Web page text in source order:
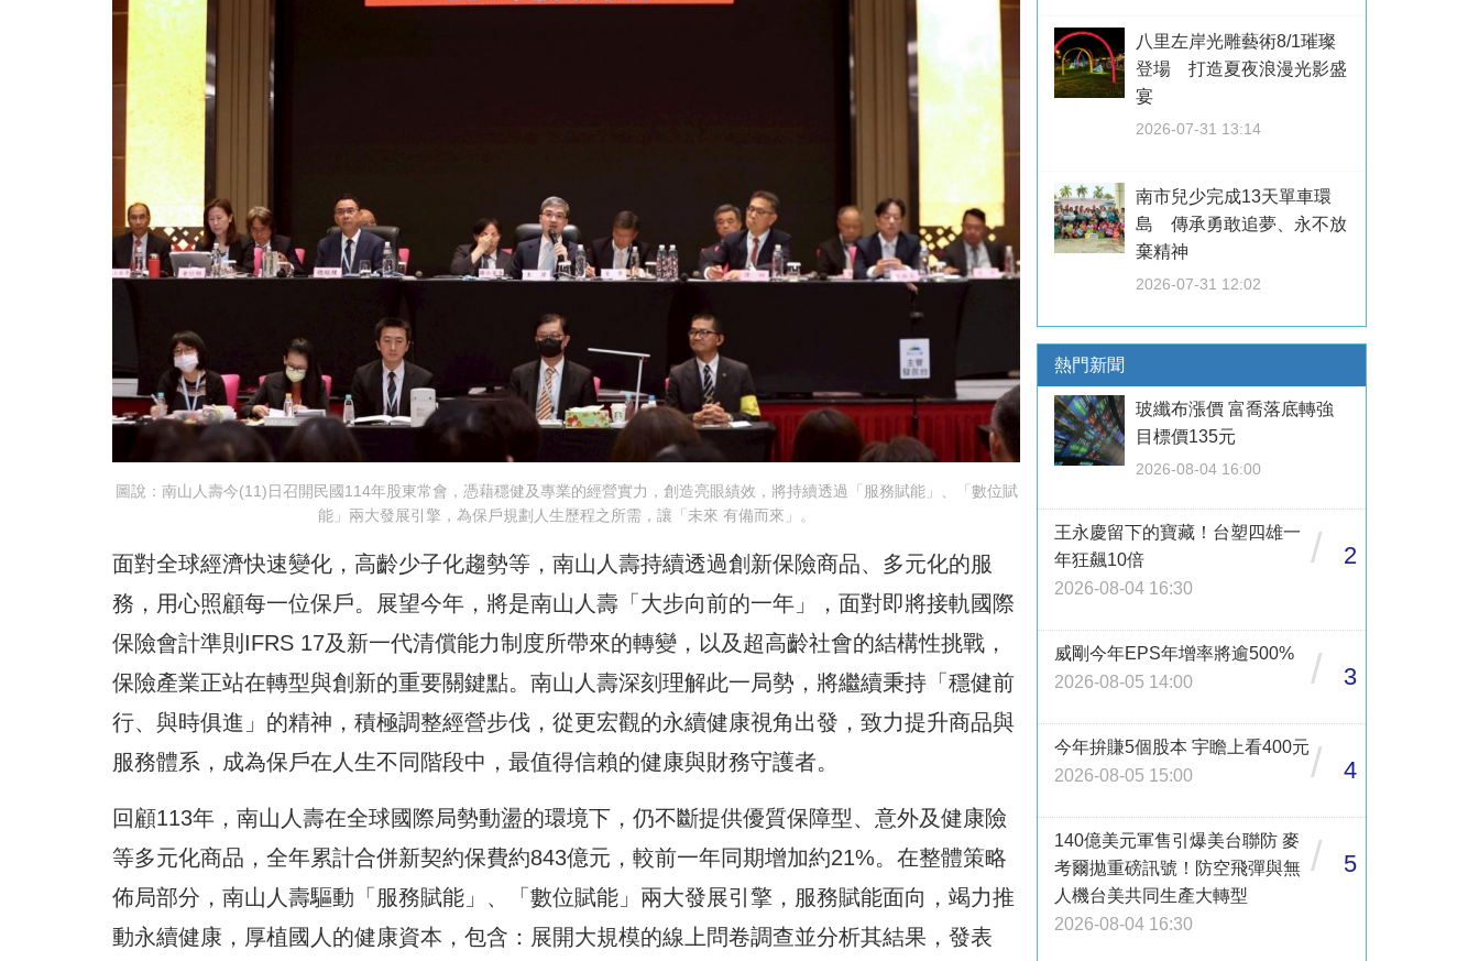
圖說：南山人壽今(11)日召開民國114年股東常會，憑藉穩健及專業的經營實力，創造亮眼績效，將持續透過「服務賦能」、「數位賦
能」兩大發展引擎，為保戶規劃人生歷程之所需，讓「未來 有備而來」。
面對全球經濟快速變化，高齡少子化趨勢等，南山人壽持續透過創新保險商品、多元化的服
務，用心照顧每一位保戶。展望今年，將是南山人壽「大步向前的一年」，面對即將接軌國際
保險會計準則IFRS 17及新一代清償能力制度所帶來的轉變，以及超高齡社會的結構性挑戰，
保險產業正站在轉型與創新的重要關鍵點。南山人壽深刻理解此一局勢，將繼續秉持「穩健前
行、與時俱進」的精神，積極調整經營步伐，從更宏觀的永續健康視角出發，致力提升商品與
服務體系，成為保戶在人生不同階段中，最值得信賴的健康與財務守護者。
回顧113年，南山人壽在全球國際局勢動盪的環境下，仍不斷提供優質保障型、意外及健康險
等多元化商品，全年累計合併新契約保費約843億元，較前一年同期增加約21%。在整體策略
佈局部分，南山人壽驅動「服務賦能」、「數位賦能」兩大發展引擎，服務賦能面向，竭力推
動永續健康，厚植國人的健康資本，包含：展開大規模的線上問卷調查並分析其結果，發表
八里左岸光雕藝術8/1璀璨
登場 打造夏夜浪漫光影盛
宴
2026-07-31 13:14
南市兒少完成13天單車環
島 傳承勇敢追夢、永不放
棄精神
2026-07-31 12:02
熱門新聞
玻纖布漲價 富喬落底轉強
目標價135元
2026-08-04 16:00
王永慶留下的寶藏！台塑四雄一
年狂飆10倍
2026-08-04 16:30
/ 2
威剛今年EPS年增率將逾500%
2026-08-05 14:00
/ 3
今年拚賺5個股本 宇瞻上看400元
2026-08-05 15:00
/ 4
140億美元軍售引爆美台聯防 麥
考爾拋重磅訊號！防空飛彈與無
人機台美共同生產大轉型
2026-08-04 16:30
/ 5